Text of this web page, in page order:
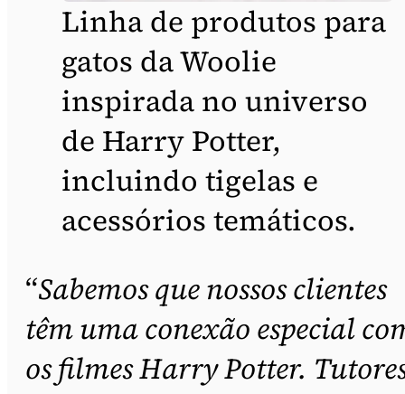
Linha de produtos para
gatos da Woolie
inspirada no universo
de Harry Potter,
incluindo tigelas e
acessórios temáticos.
“Sabemos que nossos clientes
têm uma conexão especial
os filmes Harry Potter.